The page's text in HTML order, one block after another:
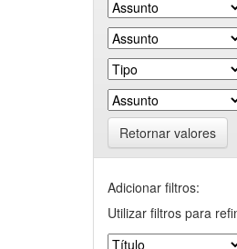
Retornar valores
Adicionar filtros:
Utilizar filtros para